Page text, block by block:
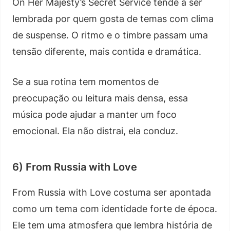
On Her Majesty’s Secret Service tende a ser
lembrada por quem gosta de temas com clima
de suspense. O ritmo e o timbre passam uma
tensão diferente, mais contida e dramática.
Se a sua rotina tem momentos de
preocupação ou leitura mais densa, essa
música pode ajudar a manter um foco
emocional. Ela não distrai, ela conduz.
6) From Russia with Love
From Russia with Love costuma ser apontada
como um tema com identidade forte de época.
Ele tem uma atmosfera que lembra história de